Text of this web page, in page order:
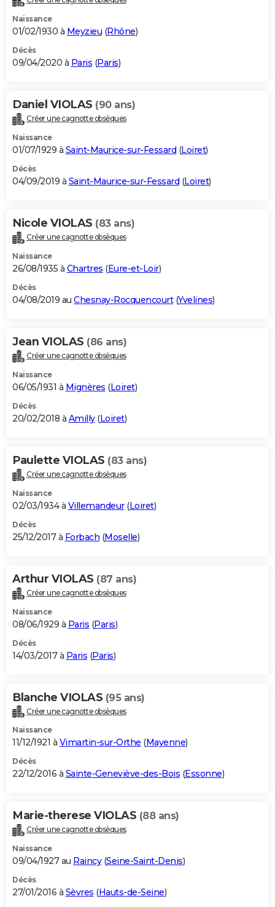
Naissance
01/02/1930 à Meyzieu (Rhône)
Décès
09/04/2020 à Paris (Paris)
Daniel VIOLAS (90 ans)
Créer une cagnotte obsèques
Naissance
01/07/1929 à Saint-Maurice-sur-Fessard (Loiret)
Décès
04/09/2019 à Saint-Maurice-sur-Fessard (Loiret)
Nicole VIOLAS (83 ans)
Créer une cagnotte obsèques
Naissance
26/08/1935 à Chartres (Eure-et-Loir)
Décès
04/08/2019 au Chesnay-Rocquencourt(Yvelines)
Jean VIOLAS (86 ans)
Créer une cagnotte obsèques
Naissance
06/05/1931 à Mignères (Loiret)
Décès
20/02/2018 à Amilly(Loiret)
Paulette VIOLAS (83 ans)
Créer une cagnotte obsèques
Naissance
02/03/1934 à Villemandeur(Loiret)
Décès
25/12/2017 à Forbach (Moselle)
Arthur VIOLAS (87 ans)
Créer une cagnotte obsèques
Naissance
08/06/1929 à Paris (Paris)
Décès
14/03/2017 à Paris (Paris)
Blanche VIOLAS (95 ans)
Créer une cagnotte obsèques
Naissance
11/12/1921 à Vimartin-sur-Orthe (Mayenne)
Décès
22/12/2016 à Sainte-Geneviève-des-Bois (Essonne)
Marie-therese VIOLAS (88 ans)
Créer une cagnotte obsèques
Naissance
09/04/1927 au Raincy(Seine-Saint-Denis)
Décès
27/01/2016 à Sèvres (Hauts-de-Seine)